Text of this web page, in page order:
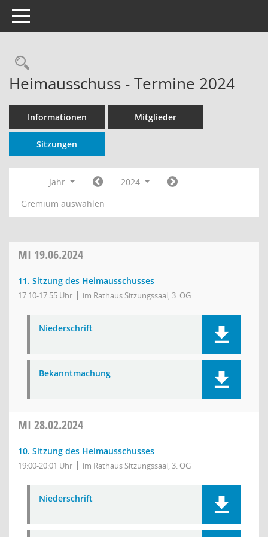
Toggle navigation
Rechercheauswahl
Heimausschuss - Termine 2024
Informationen Mitglieder
Sitzungen
Jahr
2024
Gremium auswählen
MI 19.06.2024
11. Sitzung des Heimausschusses
17:10-17:55 Uhr im Rathaus Sitzungssaal, 3. OG
Niederschrift
Bekanntmachung
MI 28.02.2024
10. Sitzung des Heimausschusses
19:00-20:01 Uhr im Rathaus Sitzungssaal, 3. OG
Niederschrift